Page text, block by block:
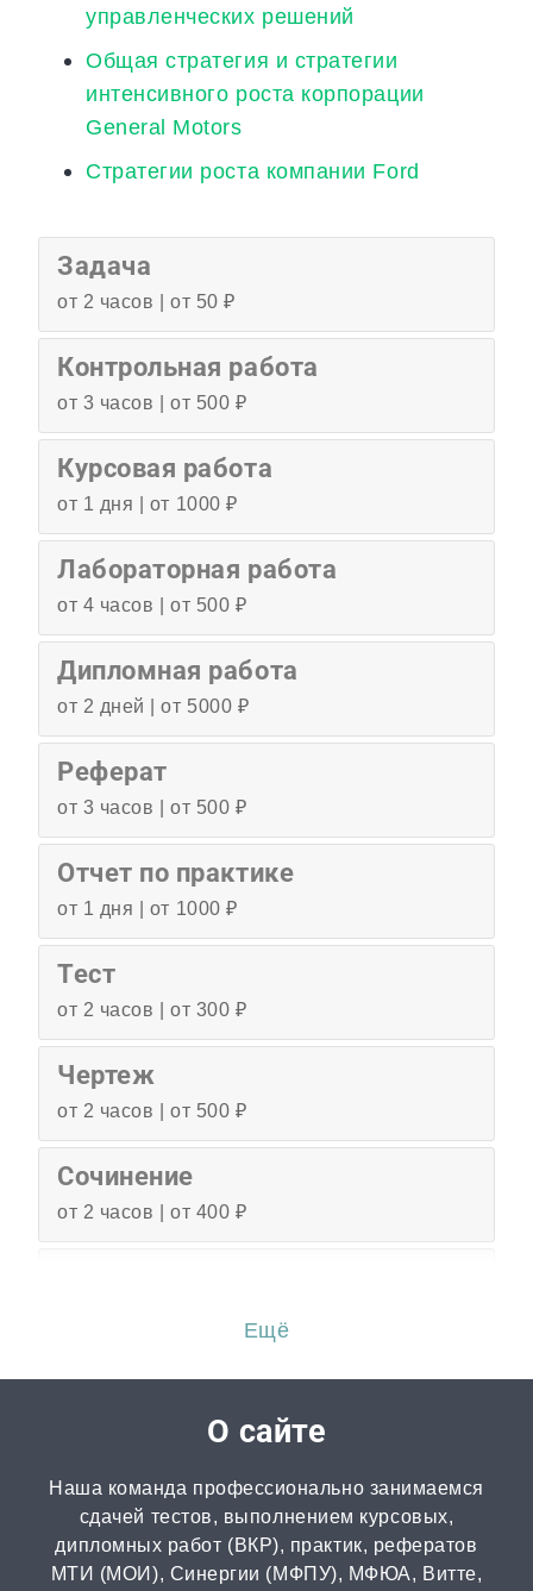
управленческих решений
Общая стратегия и стратегии
интенсивного роста корпорации
General Motors
Стратегии роста компании Ford
Задача
от 2 часов | от 50 ₽
Контрольная работа
от 3 часов | от 500 ₽
Курсовая работа
от 1 дня | от 1000 ₽
Лабораторная работа
от 4 часов | от 500 ₽
Дипломная работа
от 2 дней | от 5000 ₽
Реферат
от 3 часов | от 500 ₽
Отчет по практике
от 1 дня | от 1000 ₽
Тест
от 2 часов | от 300 ₽
Чертеж
от 2 часов | от 500 ₽
Сочинение
от 2 часов | от 400 ₽
Перевод
от 2 часов | от 300 ₽
Диссертация
от 15 дней | от 15000 ₽
Бизнес-план
Ещё
О сайте
Наша команда профессионально занимаемся
сдачей тестов, выполнением курсовых,
дипломных работ (ВКР), практик, рефератов
МТИ (МОИ), Синергии (МФПУ), МФЮА, Витте,